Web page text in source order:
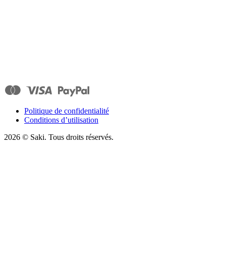
Politique de confidentialité
Conditions d’utilisation
2026 © Saki. Tous droits réservés.